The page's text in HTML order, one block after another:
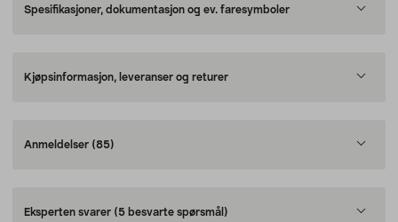
Spesifikasjoner, dokumentasjon og ev. faresymboler
Kjøpsinformasjon, leveranser og returer
Anmeldelser (85)
Eksperten svarer (5 besvarte spørsmål)